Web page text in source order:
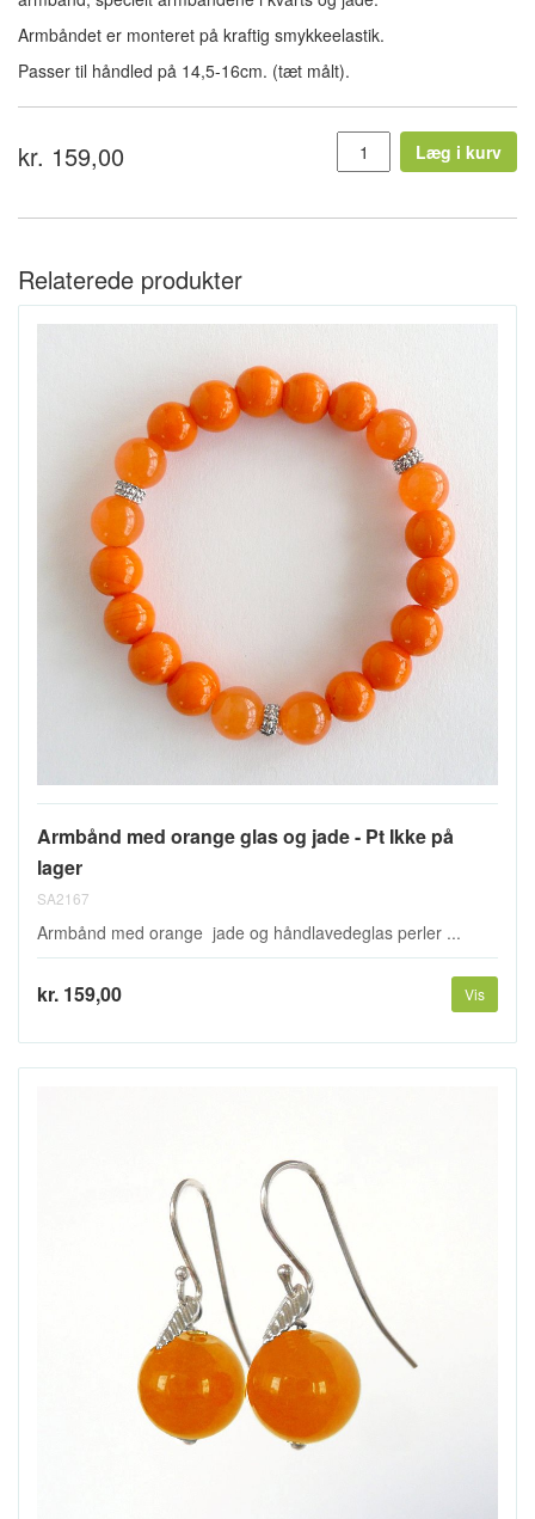
Armbåndet er monteret på kraftig smykkeelastik.
Passer til håndled på 14,5-16cm. (tæt målt).
kr. 159,00 Læg i kurv
Relaterede produkter
Armbånd med orange glas og jade - Pt Ikke på
lager
SA2167
Armbånd med orange jade og håndlavedeglas perler ...
kr. 159,00 Vis